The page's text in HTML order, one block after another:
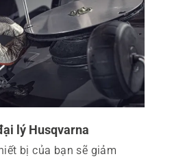
lý Husqvarna
bị của bạn sẽ giảm